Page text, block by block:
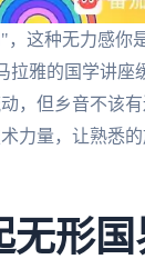
这种无力感你
拉雅的国学讲座
，但乡音不该
力量，让熟悉
无形国